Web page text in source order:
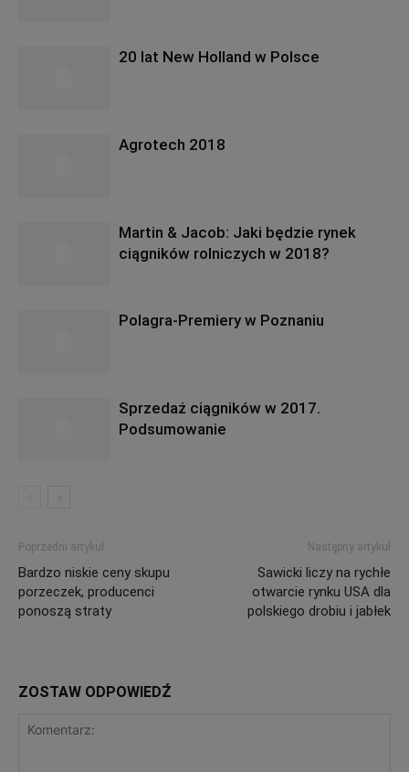
20 lat New Holland w Polsce
Agrotech 2018
Martin & Jacob: Jaki będzie rynek
ciągników rolniczych w 2018?
Polagra-Premiery w Poznaniu
Sprzedaż ciągników w 2017.
Podsumowanie
Poprzedni artykuł
Bardzo niskie ceny skupu
porzeczek, producenci
ponoszą straty
Następny artykuł
Sawicki liczy na rychłe
otwarcie rynku USA dla
polskiego drobiu i jabłek
ZOSTAW ODPOWIEDŹ